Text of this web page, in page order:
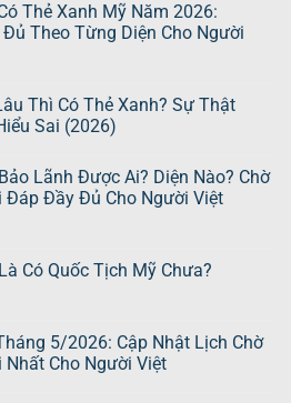
Thẻ Xanh Mỹ Năm 2026:
Theo Từng Diện Cho Người
Thì Có Thẻ Xanh? Sự Thật
Sai (2026)
Lãnh Được Ai? Diện Nào? Chờ
Đáp Đầy Đủ Cho Người Việt
Có Quốc Tịch Mỹ Chưa?
5/2026: Cập Nhật Lịch Chờ
Nhất Cho Người Việt